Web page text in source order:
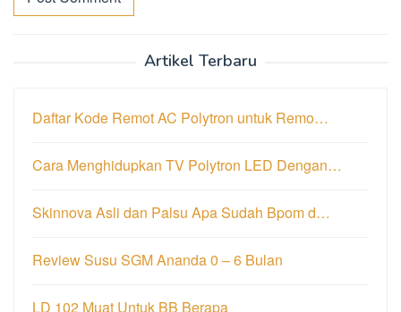
Artikel Terbaru
Daftar Kode Remot AC Polytron untuk Remo…
Cara Menghidupkan TV Polytron LED Dengan…
Skinnova Asli dan Palsu Apa Sudah Bpom d…
Review Susu SGM Ananda 0 – 6 Bulan
LD 102 Muat Untuk BB Berapa